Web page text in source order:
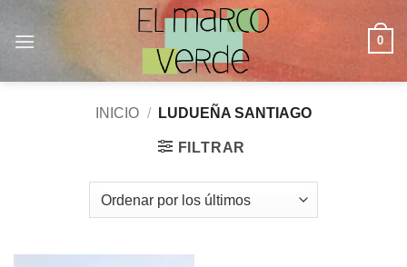
0
INICIO / LUDUEÑA SANTIAGO
FILTRAR